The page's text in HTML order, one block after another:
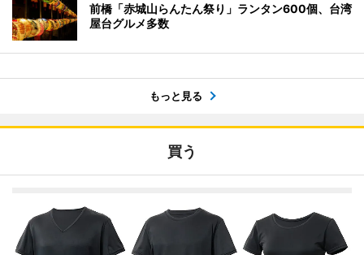
前橋「赤城山らんたん祭り」ランタン600個、台湾
屋台グルメ多数
もっと見る
買う